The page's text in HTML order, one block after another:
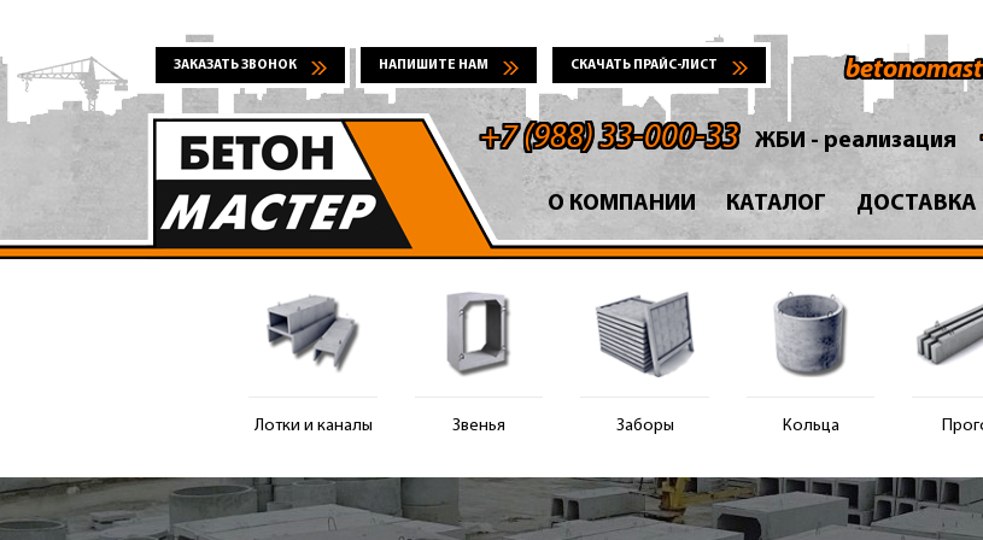
ЗАКАЗАТЬ ЗВОНОК НАПИШИТЕ НАМ СКАЧАТЬ ПРАЙС-ЛИСТ
+7 (988) 33-000-33 ЖБИ - реализация
О КОМПАНИИ КАТАЛОГ ДОСТАВКА
Лотки и каналы Звенья Заборы Кольца